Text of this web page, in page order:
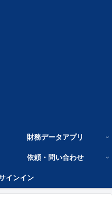
財務データアプリ
依頼・問い合わせ
インイン